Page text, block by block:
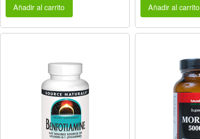
Añadir al carrito Añadir al carrito